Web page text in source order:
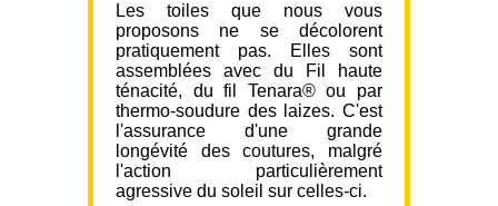
Les toiles que nous vous
proposons ne se décolorent
pratiquement pas. Elles sont
assemblées avec du Fil haute
ténacité, du fil Tenara® ou par
thermo-soudure des laizes. C'est
l'assurance d'une grande
longévité des coutures, malgré
l'action particulièrement
agressive du soleil sur celles-ci.